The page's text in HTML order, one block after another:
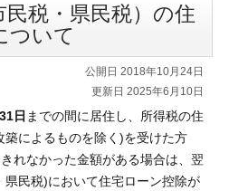
税・県民税）の住
ついて
公開日 2018年10月24日
更新日 2025年6月10日
日 までの間に居住し、所得税の住
によるものを除く)を受けた方
れなかった金額がある場合は、翌
民税)において住宅ローン控除が